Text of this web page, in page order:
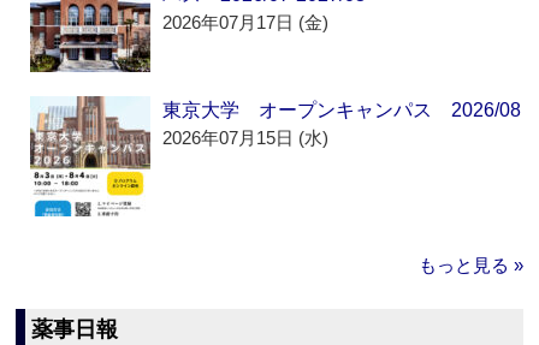
2026年07月17日 (金)
東京大学 オープンキャンパス 2026/08
2026年07月15日 (水)
もっと見る »
薬事日報